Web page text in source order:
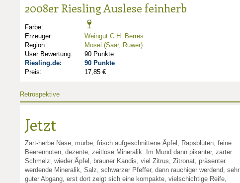
2008er Riesling Auslese feinherb
Farbe:
Erzeuger:
Weingut C.H. Berres
Region:
Mosel (Saar, Ruwer)
User Bewertung:
90 Punkte
Riesling.de:
90 Punkte
Preis:
17,85 €
Retrospektive
Jetzt
Zart-herbe Nase, mürbe, frisch aufgeschnittene Äpfel, Rapsblüten, feine
Beerennoten, dezente, zeitlose Mineralik. Im Mund dann pikanter, zarter
Schmelz, wieder Äpfel, brauner Kandis, viel Zitrus, Zitronat, präsenter
werdende Mineralik, Salz, schwarzer Pfeffer, dann rauchiger werdend, sehr
guter Abgang, erst dort zeigt sich eine kompakte, vielschichtige Reife,